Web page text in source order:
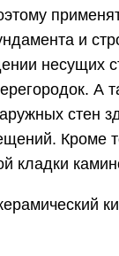
и
несущих
А
стен
Кроме
кладки